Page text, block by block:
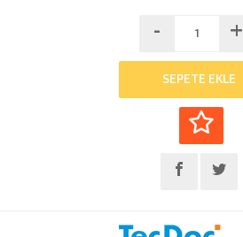
- +
SEPETE EKLE